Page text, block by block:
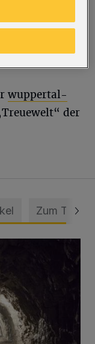
Tim Berger
der
„Black
wuppertal-
der
Zum Thema